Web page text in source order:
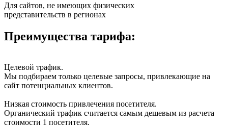
Для сайтов, не имеющих физических
представительств в регионах
Преимущества тарифа:
Целевой трафик.
Мы подбираем только целевые запросы, привлекающие на
сайт потенциальных клиентов.
Низкая стоимость привлечения посетителя.
Органический трафик считается самым дешевым из расчета
стоимости 1 посетителя.